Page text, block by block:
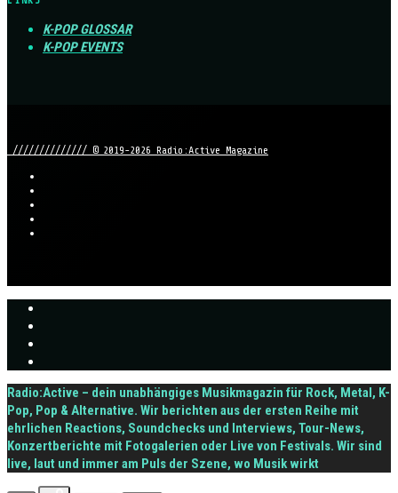
K-POP GLOSSAR
K-POP EVENTS
////////////// © 2019-2026 Radio:Active Magazine
Radio:Active – dein unabhängiges Musikmagazin für Rock, Metal, K-
Pop, Pop & Alternative. Wir berichten aus der ersten Reihe mit
ehrlichen Reactions, Soundchecks und Interviews, Tour-News,
Konzertberichte mit Fotogalerien oder Live von Festivals. Wir sind
live, laut und immer am Puls der Szene, wo Musik wirkt